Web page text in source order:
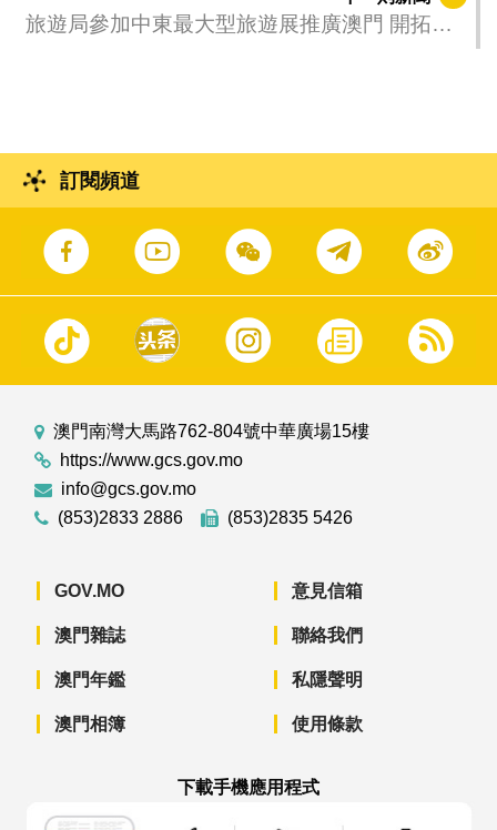
旅遊局參加中東最大型旅遊展推廣澳門 開拓新
訂閱頻道
澳門南灣大馬路762-804號中華廣場15樓
https://www.gcs.gov.mo
info@gcs.gov.mo
(853)2833 2886
(853)2835 5426
GOV.MO
澳門雜誌
澳門年鑑
澳門相簿
意見信箱
聯絡我們
私隱聲明
使用條款
下載手機應用程式